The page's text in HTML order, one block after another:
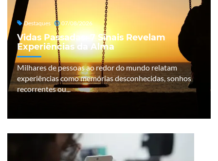
Destaques 07/08/2026
Vidas Passadas: 7 Sinais Revelam
Experiências da Alma
Milhares de pessoas ao redor do mundo relatam
experiências como memórias desconhecidas, sonhos
recorrentes ou...